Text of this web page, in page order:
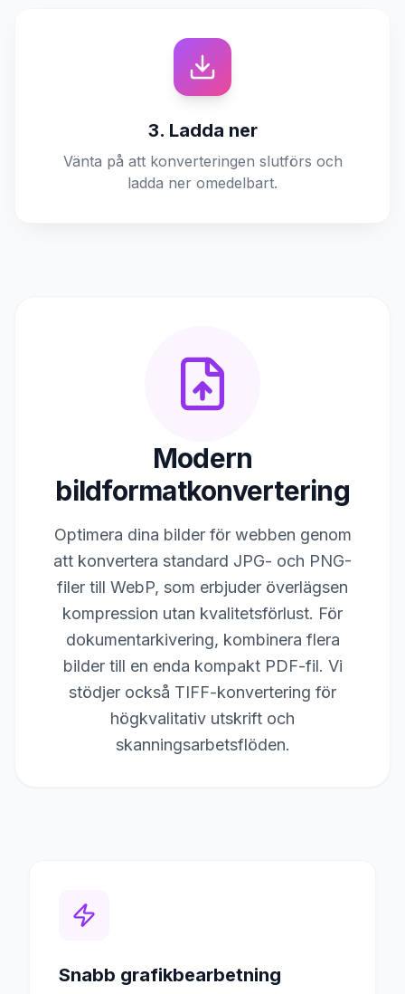
3. Ladda ner
Vänta på att konverteringen slutförs och
ladda ner omedelbart.
Modern
bildformatkonvertering
Optimera dina bilder för webben genom
att konvertera standard JPG- och PNG-
filer till WebP, som erbjuder överlägsen
kompression utan kvalitetsförlust. För
dokumentarkivering, kombinera flera
bilder till en enda kompakt PDF-fil. Vi
stödjer också TIFF-konvertering för
högkvalitativ utskrift och
skanningsarbetsflöden.
Snabb grafikbearbetning